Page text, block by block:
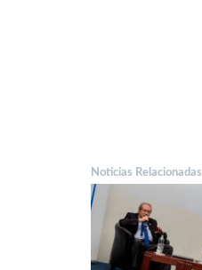
Noticias Relacionadas